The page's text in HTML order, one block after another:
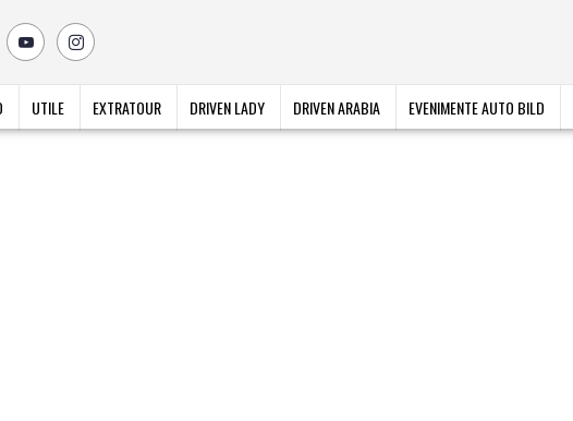
UTILE EXTRATOUR DRIVEN LADY DRIVEN ARABIA EVENIMENTE AUTO BILD